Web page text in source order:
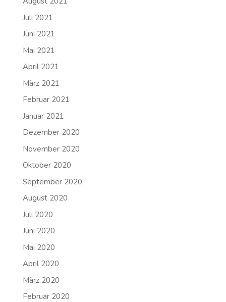
Juli 2021
Juni 2021
Mai 2021
April 2021
März 2021
Februar 2021
Januar 2021
Dezember 2020
November 2020
Oktober 2020
September 2020
August 2020
Juli 2020
Juni 2020
Mai 2020
April 2020
März 2020
Februar 2020